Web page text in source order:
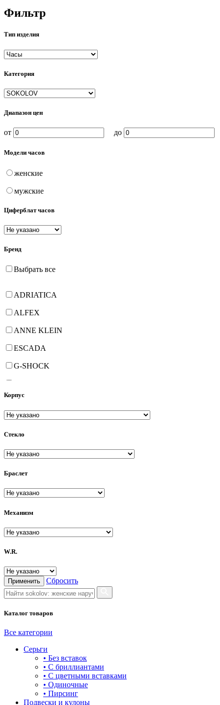
Фильтр
Тип изделия
Категория
Диапазон цен
от до
Модели часов
женские
мужские
Циферблат часов
Бренд
Выбрать все
ADRIATICA
ALFEX
ANNE KLEIN
ESCADA
G-SHOCK
HANOWA
JOWISSA
PHILIP WATCH
PHILIPPE de CHERON
PIERRE LANNIER
PIERRE RICAUD
SKAGEN
SOKOLOV
VERSACE
VERSUS versace
Гамма
НИКА
Корпус
Стекло
Браслет
Механизм
W.R.
Применить Сбросить
Каталог товаров
Все категории
Серьги
• Без вставок
• С бриллиантами
• С цветными вставками
• Одиночные
• Пирсинг
Подвески и кулоны